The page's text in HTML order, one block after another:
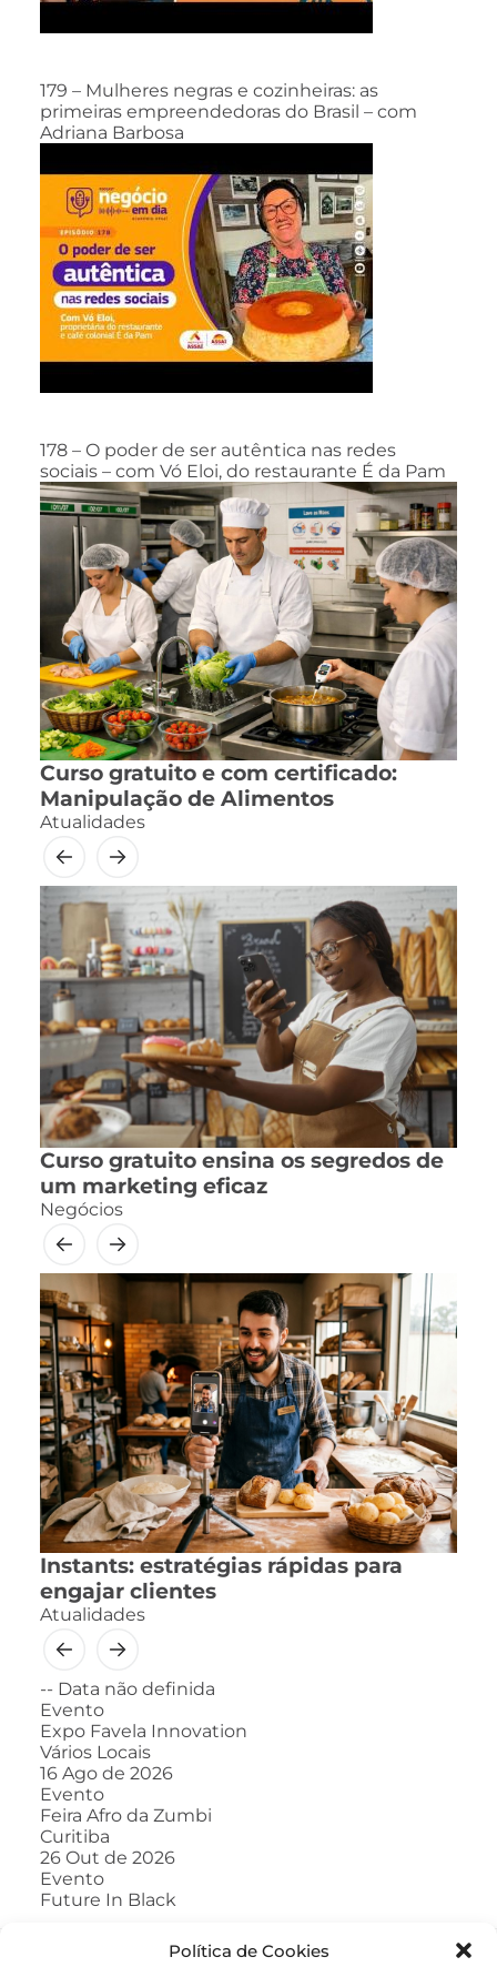
Política de Cookies
179 – Mulheres negras e cozinheiras: as
primeiras empreendedoras do Brasil – com
Adriana Barbosa
178 – O poder de ser autêntica nas redes
sociais – com Vó Eloi, do restaurante É da Pam
Curso gratuito e com certificado:
Manipulação de Alimentos
Atualidades
Curso gratuito ensina os segredos de
um marketing eficaz
Negócios
Instants: estratégias rápidas para
engajar clientes
Atualidades
-- Data não definida
Evento
Expo Favela Innovation
Vários Locais
16 Ago de 2026
Evento
Feira Afro da Zumbi
Curitiba
26 Out de 2026
Evento
Future In Black